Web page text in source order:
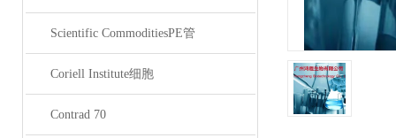
Scientific CommoditiesPE管
Coriell Institute细胞
Contrad 70